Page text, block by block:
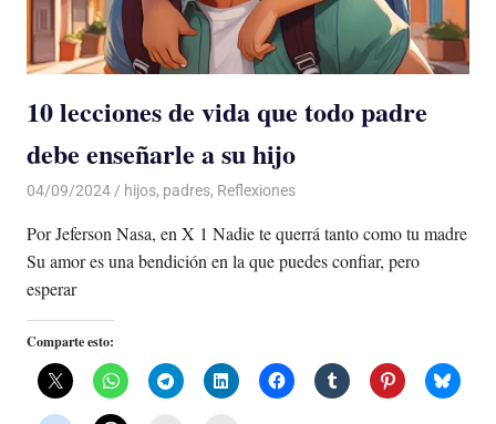
10 lecciones de vida que todo padre
debe enseñarle a su hijo
04/09/2024 De todo un Poco
hijos, padres, Reflexiones
Por Jeferson Nasa, en X 1 Nadie te querrá tanto como tu madre
Su amor es una bendición en la que puedes confiar, pero
esperar
Comparte esto: